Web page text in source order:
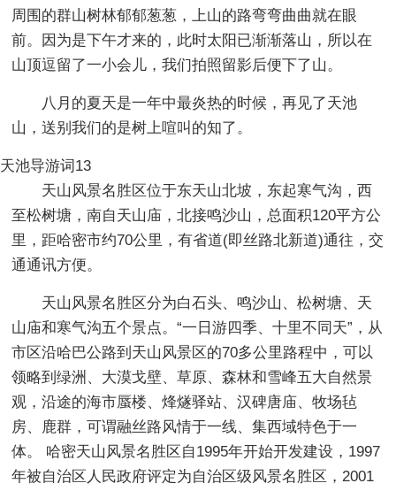
周围的群山树林郁郁葱葱，上山的路弯弯曲曲就在眼
前。因为是下午才来的，此时太阳已渐渐落山，所以在
山顶逗留了一小会儿，我们拍照留影后便下了山。
八月的夏天是一年中最炎热的时候，再见了天池
山，送别我们的是树上喧叫的知了。
天池导游词13
天山风景名胜区位于东天山北坡，东起寒气沟，西
至松树塘，南自天山庙，北接鸣沙山，总面积120平方公
里，距哈密市约70公里，有省道(即丝路北新道)通往，交
通通讯方便。
天山风景名胜区分为白石头、鸣沙山、松树塘、天
山庙和寒气沟五个景点。“一日游四季、十里不同天”，从
市区沿哈巴公路到天山风景区的70多公里路程中，可以
领略到绿洲、大漠戈壁、草原、森林和雪峰五大自然景
观，沿途的海市蜃楼、烽燧驿站、汉碑唐庙、牧场毡
房、鹿群，可谓融丝路风情于一线、集西域特色于一
体。 哈密天山风景名胜区自1995年开始开发建设，1997
年被自治区人民政府评定为自治区级风景名胜区，2001